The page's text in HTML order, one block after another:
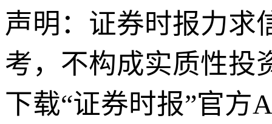
声明：证券时报力求
考，不构成实质性投
下载“证券时报”官方